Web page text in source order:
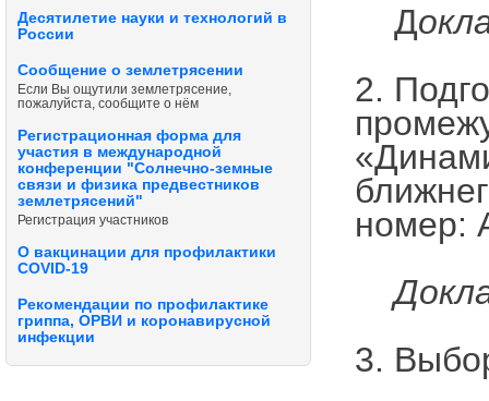
Десятилетие науки и технологий в
России
Сообщение о землетрясении
Если Вы ощутили землетрясение,
пожалуйста, сообщите о нём
Регистрационная форма для
участия в международной
конференции "Солнечно-земные
связи и физика предвестников
землетрясений"
Регистрация участников
О вакцинации для профилактики
COVID-19
Рекомендации по профилактике
гриппа, ОРВИ и коронавирусной
инфекции
Д
2.
номер:
3.